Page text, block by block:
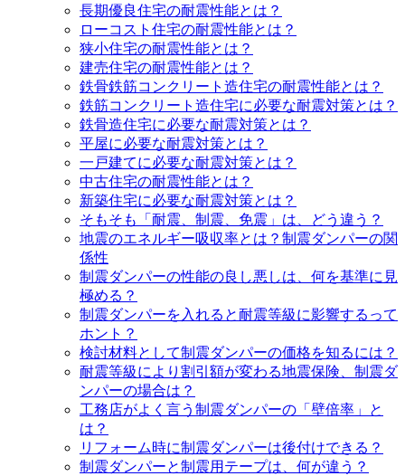
長期優良住宅の耐震性能とは？
ローコスト住宅の耐震性能とは？
狭小住宅の耐震性能とは？
建売住宅の耐震性能とは？
鉄骨鉄筋コンクリート造住宅の耐震性能とは？
鉄筋コンクリート造住宅に必要な耐震対策とは？
鉄骨造住宅に必要な耐震対策とは？
平屋に必要な耐震対策とは？
一戸建てに必要な耐震対策とは？
中古住宅の耐震性能とは？
新築住宅に必要な耐震対策とは？
そもそも「耐震、制震、免震」は、どう違う？
地震のエネルギー吸収率とは？制震ダンパーの関
係性
制震ダンパーの性能の良し悪しは、何を基準に見
極める？
制震ダンパーを入れると耐震等級に影響するって
ホント？
検討材料として制震ダンパーの価格を知るには？
耐震等級により割引額が変わる地震保険、制震ダ
ンパーの場合は？
工務店がよく言う制震ダンパーの「壁倍率」と
は？
リフォーム時に制震ダンパーは後付けできる？
制震ダンパーと制震用テープは、何が違う？